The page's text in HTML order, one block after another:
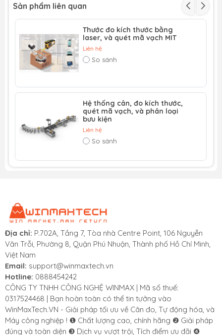
Cảm biến lực kỹ thuật số siêu nhẹ, cân chính xác.
Tất cả các thiết kế mô-đun có thể được lắp ráp và
kết hợp một cách tự do.
Hệ thống dây nối bắt tay "hand in hand": đơn giản
và đáng tin cậy.
Định địa chỉ nhanh, hoạt động đa điểm cân cùng
chuyền.
Sản phẩm liên quan
Thước đo kích thước bằng
laser, và quét mã vạch MIT
Liên hệ
So sánh
Hệ thống cân, đo kích thước,
quét mã vạch, và phân loại
bưu kiện
Liên hệ
So sánh
Địa chỉ: P.702A, Tầng 7, Tòa nhà Centre Point, 106 Nguyễn
Văn Trỗi, Phường 8, Quận Phú Nhuận, Thành phố Hồ Chí Minh,
Việt Nam
Email: support@winmaxtech.vn
Hotline: 0888454242
CÔNG TY TNHH CÔNG NGHỆ WINMAX | Mã số thuế:
0317524468 | Bạn hoàn toàn có thể tin tưởng vào
WinMaxTech.VN - Giải pháp tối ưu về Cân đo, Tự động hóa, và
Máy công nghiệp ! ❶ Chất lượng cao, chính hãng ❷ Giải pháp
đúng và toàn diện ❸ Dịch vụ vượt trội, Tích điểm ưu đãi ❹